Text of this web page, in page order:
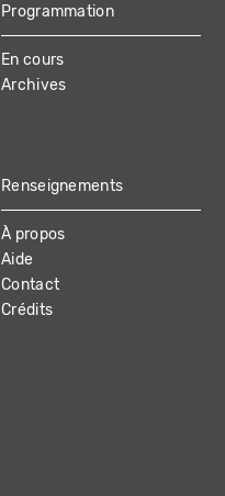
Programmation
En cours
Archives
Renseignements
À propos
Aide
Contact
Crédits